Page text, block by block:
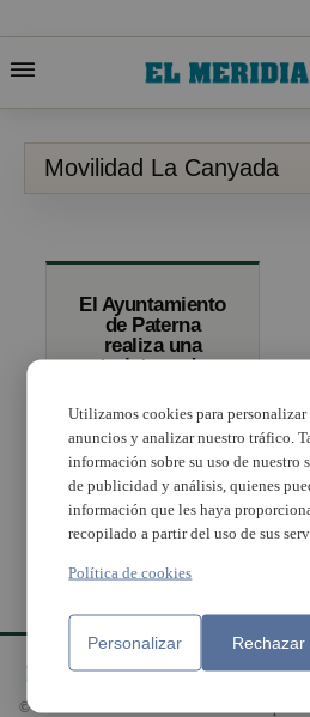
Movilidad La Canyada
El Ayuntamiento
de Paterna
realiza una
treintena de
mejorar la
movilidad de La
Canyada
© El Meridiano L'Horta 2026 - Valencia - España
Utilizamos cookies para
anuncios y analizar nuestro tráfico.
información sobre su uso de nuestro
de publicidad y análisis, quienes
información que les haya
recopilado a partir del uso de sus
Política de cookies
Personalizar Rechazar